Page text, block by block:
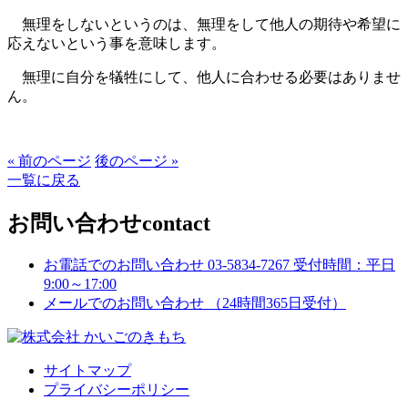
無理をしないというのは、無理をして他人の期待や希望に
応えないという事を意味します。
無理に自分を犠牲にして、他人に合わせる必要はありませ
ん。
« 前のページ 後のページ »
一覧に戻る
お問い合わせcontact
お電話でのお問い合わせ 03-5834-7267 受付時間：平日
9:00～17:00
メールでのお問い合わせ
（24時間365日受付）
サイトマップ
プライバシーポリシー